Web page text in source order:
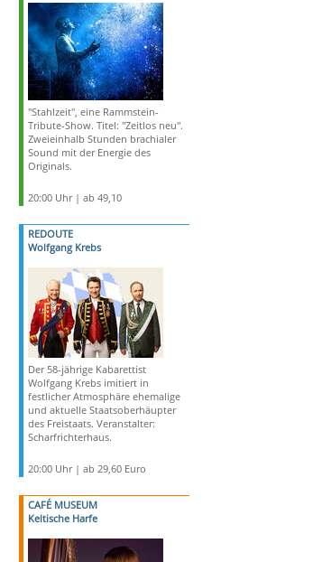
"Stahlzeit", eine Rammstein-
Tribute-Show. Titel: "Zeitlos neu".
Zweieinhalb Stunden brachialer
Sound mit der Energie des
Originals.
20:00 Uhr | ab 49,10
REDOUTE
Wolfgang Krebs
Der 58-jährige Kabarettist
Wolfgang Krebs imitiert in
festlicher Atmosphäre ehemalige
und aktuelle Staatsoberhäupter
des Freistaats. Veranstalter:
Scharfrichterhaus.
20:00 Uhr | ab 29,60 Euro
CAFÉ MUSEUM
Keltische Harfe